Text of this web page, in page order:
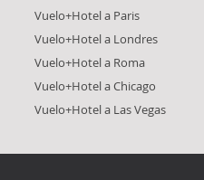
Vuelo+Hotel a Paris
Vuelo+Hotel a Londres
Vuelo+Hotel a Roma
Vuelo+Hotel a Chicago
Vuelo+Hotel a Las Vegas